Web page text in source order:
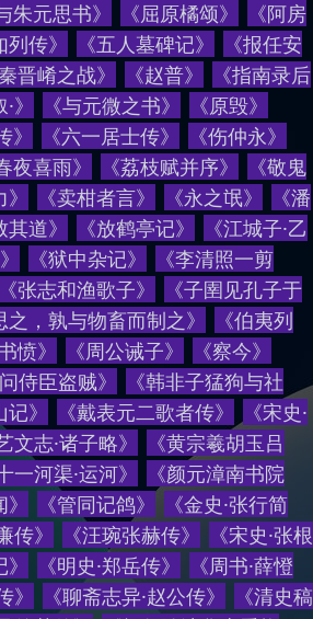
朱元思书》 《屈原橘颂》 《阿房
列传》 《五人墓碑记》 《报任安
秦晋崤之战》 《赵普》 《指南录后
》 《与元微之书》 《原毁》
》 《六一居士传》 《伤仲永》
夜喜雨》 《荔枝赋并序》 《敬鬼
》 《卖柑者言》 《永之氓》 《潘
其道》 《放鹤亭记》 《江城子·乙
》 《狱中杂记》 《李清照一剪
《张志和渔歌子》 《子圉见孔子于
之，孰与物畜而制之》 《伯夷列
愤》 《周公诫子》 《察今》
侍臣盗贼》 《韩非子猛狗与社
记》 《戴表元二歌者传》 《宋史·
文志·诸子略》 《黄宗羲胡玉吕
一河渠·运河》 《颜元漳南书院
》 《管同记鸽》 《金史·张行简
传》 《汪琬张赫传》 《宋史·张根
》 《明史·郑岳传》 《周书·薛憕
》 《聊斋志异·赵公传》 《清史稿